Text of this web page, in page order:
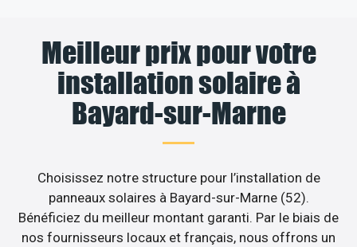
Meilleur prix pour votre
installation solaire à
Bayard-sur-Marne
Choisissez notre structure pour l’installation de
panneaux solaires à Bayard-sur-Marne (52).
Bénéficiez du meilleur montant garanti. Par le biais de
nos fournisseurs locaux et français, nous offrons un